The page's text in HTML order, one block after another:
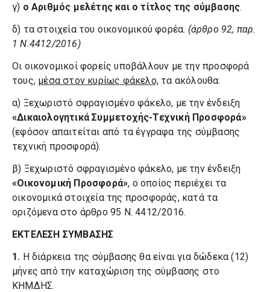
γ) ο Αριθμός μελέτης και ο τίτλος της σύμβασης.
δ) τα στοιχεία του οικονομικού φορέα. (άρθρο 92, παρ.
1 Ν.4412/2016)
Οι οικονομικοί φορείς υποβάλλουν με την προσφορά
τους, μέσα στον κυρίως φάκελο, τα ακόλουθα:
α) Ξεχωριστό σφραγισμένο φάκελο, με την ένδειξη
«Δικαιολογητικά Συμμετοχής-Τεχνική Προσφορά»
(εφόσον απαιτείται από τα έγγραφα της σύμβασης
τεχνική προσφορά).
β) Ξεχωριστό σφραγισμένο φάκελο, με την ένδειξη
«Οικονομική Προσφορά», ο οποίος περιέχει τα
οικονομικά στοιχεία της προσφοράς, κατά τα
οριζόμενα στο άρθρο 95 Ν. 4412/2016.
ΕΚΤΕΛΕΣΗ ΣΥΜΒΑΣΗΣ
1. Η διάρκεια της σύμβασης θα είναι για δώδεκα (12)
μήνες από την καταχώριση της σύμβασης στο
ΚΗΜΔΗΣ.